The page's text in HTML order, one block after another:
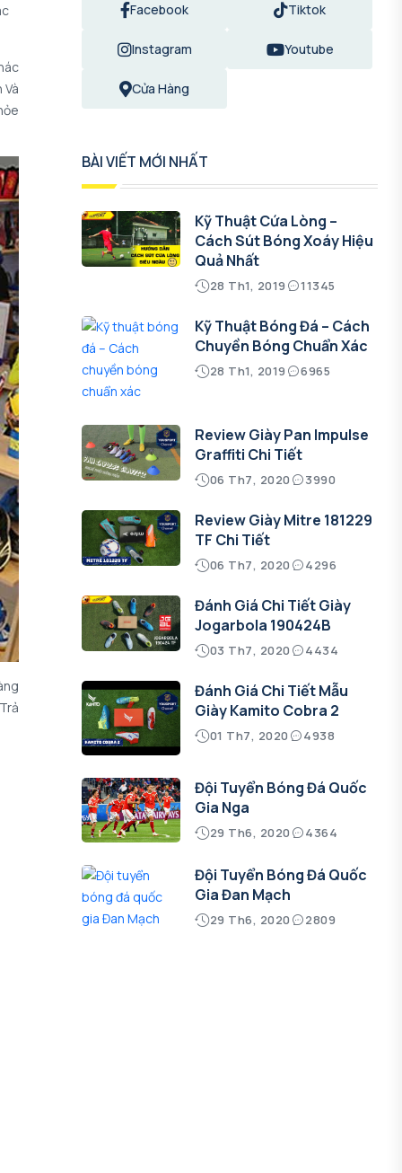
Facebook Tiktok
Instagram Youtube
Cửa Hàng
BÀI VIẾT MỚI NHẤT
Kỹ Thuật Cứa Lòng –
Cách Sút Bóng Xoáy Hiệu
Quả Nhất
28 Th1, 2019 11345
Kỹ Thuật Bóng Đá – Cách
Chuyền Bóng Chuẩn Xác
28 Th1, 2019 6965
Review Giày Pan Impulse
Graffiti Chi Tiết
06 Th7, 2020 3990
Review Giày Mitre 181229
TF Chi Tiết
06 Th7, 2020 4296
Đánh Giá Chi Tiết Giày
Jogarbola 190424B
03 Th7, 2020 4434
Đánh Giá Chi Tiết Mẫu
Giày Kamito Cobra 2
01 Th7, 2020 4938
Đội Tuyển Bóng Đá Quốc
Gia Nga
29 Th6, 2020 4364
Đội Tuyển Bóng Đá Quốc
Gia Đan Mạch
29 Th6, 2020 2809